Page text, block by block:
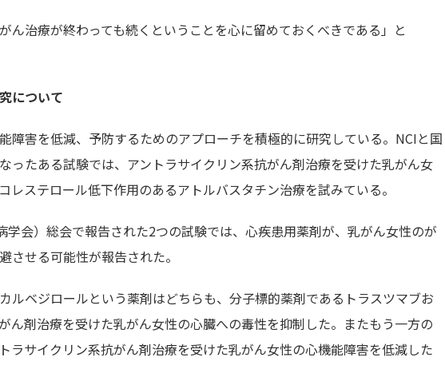
ん治療が終わっても続くということを心に留めておくべきである」と
について
障害を低減、予防するためのアプローチを積極的に研究している。NCIと国
ったある試験では、アントラサイクリン系抗がん剤治療を受けた乳がん女
レステロール低下作用のあるアトルバスタチン治療を試みている。
学会）総会で報告された2つの試験では、心疾患用薬剤が、乳がん女性のが
させる可能性が報告された。
ルベジロールという薬剤はどちらも、分子標的薬剤であるトラスツマブお
ん剤治療を受けた乳がん女性の心臓への毒性を抑制した。またもう一方の
ラサイクリン系抗がん剤治療を受けた乳がん女性の心機能障害を低減した